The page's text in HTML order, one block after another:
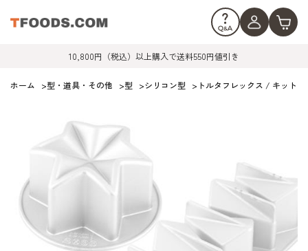
10,800円（税込）以上購入で送料550円値引き
ホーム >型・道具・その他 >型 >シリコン型 > トルタフレックス / キット